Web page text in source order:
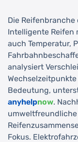
Die
Intelligente Reifen
auch Temperatur,
analysiert
Bedeutung,
anyhelpnow.
Fokus.